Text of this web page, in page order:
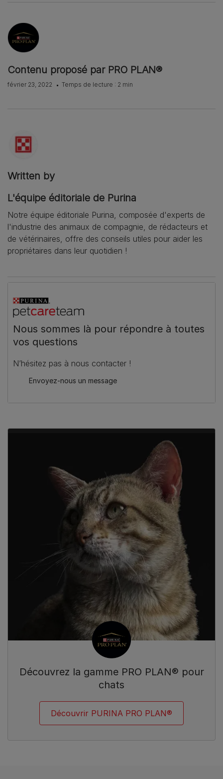
Contenu proposé par PRO PLAN®
février 23, 2022 Temps de lecture : 2 min
Written by
L'équipe éditoriale de Purina
Notre équipe éditoriale Purina, composée d'experts de
l'industrie des animaux de compagnie, de rédacteurs et
de vétérinaires, offre des conseils utiles pour aider les
propriétaires dans leur quotidien !
Nous sommes là pour répondre à toutes
vos questions
N’hésitez pas à nous contacter !
Envoyez-nous un message
Découvrez la gamme PRO PLAN® pour
chats
Découvrir PURINA PRO PLAN®